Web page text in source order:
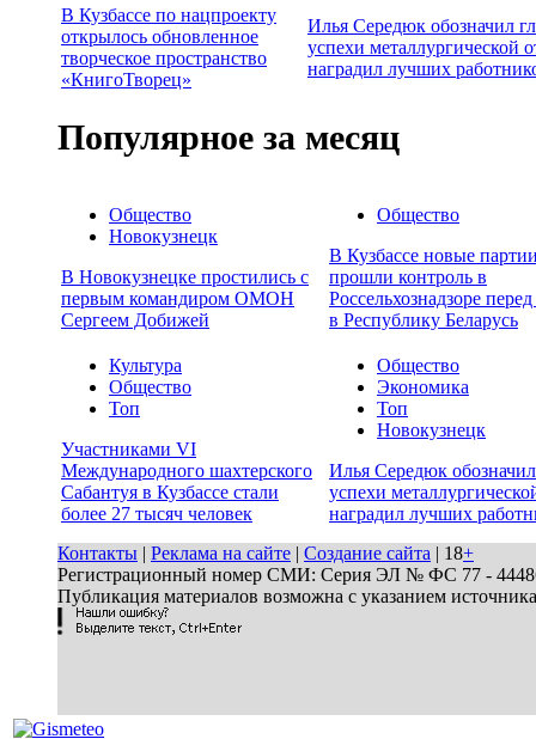
В Кузбассе по нацпроекту
открылось обновленное
творческое пространство
«КнигоТворец»
Илья Середюк обозначил
успехи металлургической
наградил лучших
Популярное за месяц
Общество
Новокузнецк
В Новокузнецке простились с
первым командиром ОМОН
Сергеем Добижей
Общество
В Кузбассе новые
прошли контроль в
Россельхознадзоре
в Республику Беларусь
Культура
Общество
Топ
Участниками VI
Международного шахтерского
Сабантуя в Кузбассе стали
более 27 тысяч человек
Общество
Экономика
Топ
Новокузнецк
Илья Середюк
успехи
наградил лучших
Контакты | Реклама на сайте | Создание сайта | 18+
Регистрационный номер СМИ: Серия ЭЛ № ФС 77 - 44486
Публикация материалов возможна с указанием